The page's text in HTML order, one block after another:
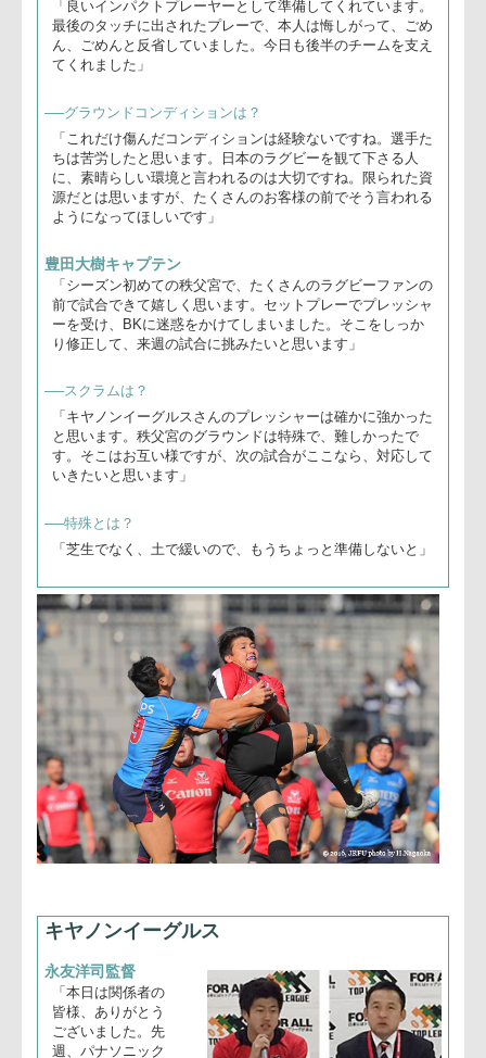
前田監督(右)、豊田キャプテン
ンの皆様の前で試
合ができてありが
とうございまし
た。試合は前半、
出てしまいまし
た。後半は切り替
えて、アタックを
変えて点差を縮め
ることができまし
た。前半、ペナルティで獲られたのが痛かったです。切り替
──テイラー選手が良いインパクトを与えているが？
「良いインパクトプレーヤーとして準備してくれています。
最後のタッチに出されたプレーで、本人は悔しがって、ごめ
てくれました」
──グラウンドコンディションは？
「これだけ傷んだコンディションは経験ないですね。選手た
に、素晴らしい環境と言われるのは大切ですね。限られた資
源だとは思いますが、たくさんのお客様の前でそう言われる
豊田大樹キャプテン
「シーズン初めての秩父宮で、たくさんのラグビーファンの
前で試合できて嬉しく思います。セットプレーでプレッシャ
ーを受け、BKに迷惑をかけてしまいました。そこをしっか
り修正して、来週の試合に挑みたいと思います」
──スクラムは？
「キヤノンイーグルスさんのプレッシャーは確かに強かった
と思います。秩父宮のグラウンドは特殊で、難しかったで
す。そこはお互い様ですが、次の試合がここなら、対応して
いきたいと思います」
「芝生でなく、土で緩いので、もうちょっと準備しないと」